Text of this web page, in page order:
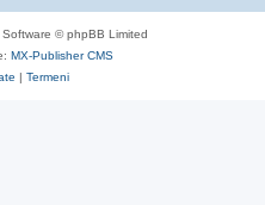
© phpBB Limited
MX-Publisher CMS
| Termeni